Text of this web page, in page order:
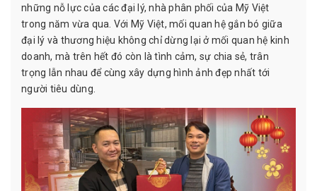
những nỗ lực của các đại lý, nhà phân phối của Mỹ Việt
trong năm vừa qua. Với Mỹ Việt, mối quan hệ gắn bó giữa
đại lý và thương hiệu không chỉ dừng lại ở mối quan hệ kinh
doanh, mà trên hết đó còn là tình cảm, sự chia sẻ, trân
trọng lẫn nhau để cùng xây dựng hình ảnh đẹp nhất tới
người tiêu dùng.